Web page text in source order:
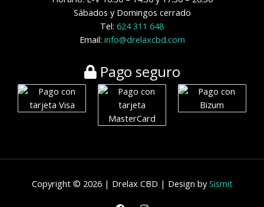
Sábados y Domingos cerrado
Tel: 624 311 648
Email: info@drelaxcbd.com
Pago seguro
Copyright © 2026 | Drelax CBD | Design bySismit